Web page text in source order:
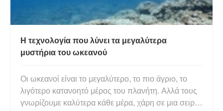
Η τεχνολογία που λύνει τα μεγαλύτερα
μυστήρια του ωκεανού
Οι ωκεανοί είναι το μεγαλύτερο, το πιο άγριο, το
λιγότερο κατανοητό μέρος του πλανήτη. Αλλά τους
γνωρίζουμε καλύτερα κάθε μέρα, χάρη σε μια σειρά